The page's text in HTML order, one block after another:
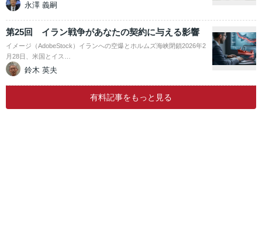
永澤 義嗣
第25回 イラン戦争があなたの契約に与える影響
イメージ（AdobeStock）イランへの空爆とホルムズ海峡閉鎖2026年2
月28日、米国とイス…
鈴木 英夫
有料記事をもっと見る